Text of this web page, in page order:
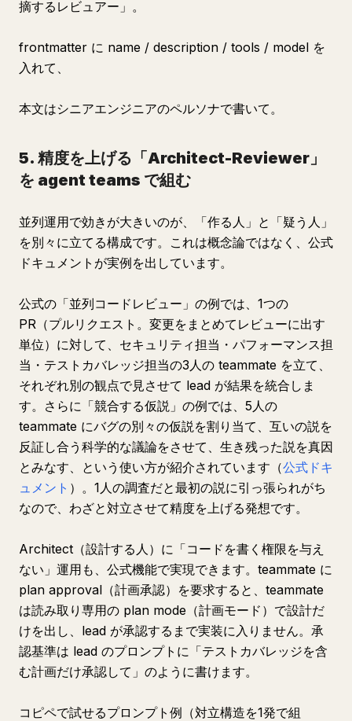
摘するレビュアー」。
frontmatter に name / description / tools / model を
入れて、
本文はシニアエンジニアのペルソナで書いて。
5. 精度を上げる「Architect-Reviewer」
を agent teams で組む
並列運用で効きが大きいのが、「作る人」と「疑う人」
を別々に立てる構成です。これは概念論ではなく、公式
ドキュメントが実例を出しています。
公式の「並列コードレビュー」の例では、1つの
PR（プルリクエスト。変更をまとめてレビューに出す
単位）に対して、セキュリティ担当・パフォーマンス担
当・テストカバレッジ担当の3人の teammate を立て、
それぞれ別の観点で見させて lead が結果を統合しま
す。さらに「競合する仮説」の例では、5人の
teammate にバグの別々の仮説を割り当て、互いの説を
反証し合う科学的な議論をさせて、生き残った説を真因
とみなす、という使い方が紹介されています（公式ドキ
ュメント ）。1人の調査だと最初の説に引っ張られがち
なので、わざと対立させて精度を上げる発想です。
Architect（設計する人）に「コードを書く権限を与え
ない」運用も、公式機能で実現できます。teammate に
plan approval（計画承認）を要求すると、teammate
は読み取り専用の plan mode（計画モード）で設計だ
けを出し、lead が承認するまで実装に入りません。承
認基準は lead のプロンプトに「テストカバレッジを含
む計画だけ承認して」のように書けます。
コピペで試せるプロンプト例（対立構造を1発で組